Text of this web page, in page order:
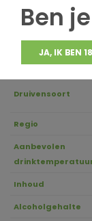
Ben
JA, IK BEN
Jaargang
Houdbaar tot
Druivensoort
Regio
Aanbevolen
Inhoud
Alcoholgehalte